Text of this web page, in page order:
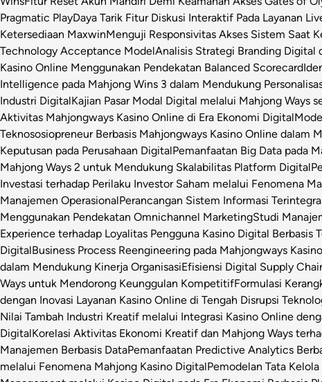
Pragmatic PlayDaya Tarik Fitur Diskusi Interaktif Pada Layanan
Ketersediaan MaxwinMenguji Responsivitas Akses Sistem Saat
Technology Acceptance ModelAnalisis Strategi Branding Digital
Kasino Online Menggunakan Pendekatan Balanced Scorecard
Intelligence pada Mahjong Wins 3 dalam Mendukung
Industri DigitalKajian Pasar Modal Digital melalui Mahjong Ways
Aktivitas Mahjongways Kasino Online di Era Ekonomi Digital
Teknososiopreneur Berbasis Mahjongways Kasino Online dalam
Keputusan pada Perusahaan DigitalPemanfaatan Big Data pada
Mahjong Ways 2 untuk Mendukung Skalabilitas Platform Digital
Investasi terhadap Perilaku Investor Saham melalui Fenomena
Manajemen OperasionalPerancangan Sistem Informasi
Menggunakan Pendekatan Omnichannel MarketingStudi
Experience terhadap Loyalitas Pengguna Kasino Digital Berbasis
DigitalBusiness Process Reengineering pada Mahjongways
dalam Mendukung Kinerja OrganisasiEfisiensi Digital Supply
Ways untuk Mendorong Keunggulan KompetitifFormulasi
dengan Inovasi Layanan Kasino Online di Tengah Disrupsi
Nilai Tambah Industri Kreatif melalui Integrasi Kasino Online
DigitalKorelasi Aktivitas Ekonomi Kreatif dan Mahjong Ways
Manajemen Berbasis DataPemanfaatan Predictive Analytics
melalui Fenomena Mahjong Kasino DigitalPemodelan Tata